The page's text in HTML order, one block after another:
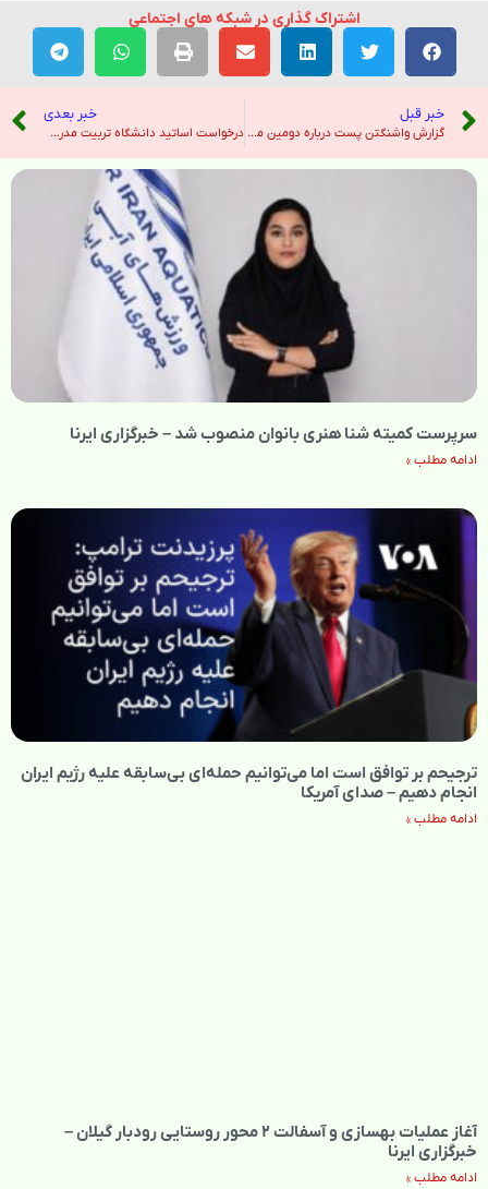
اشتراک گذاری در شبکه های اجتماعی
خبر قبل
گزارش واشنگتن‌ پست درباره دومین مرد بلند قد جهان؛ مرتضی مهرزاد ستاره پارالمپیک پاریس است – صدای آمریکا
خبر بعدی
درخواست اساتید دانشگاه تربیت مدرس برای انتخاب رئیس دانشگاه – خبرگزاری تسنیم
سرپرست کمیته شنا هنری بانوان منصوب شد – خبرگزاری ایرنا
ادامه مطلب »
ترجیحم بر توافق است اما می‌توانیم حمله‌ای بی‌سابقه علیه رژیم ایران
انجام دهیم – صدای آمریکا
ادامه مطلب »
آغاز عملیات بهسازی و آسفالت ۲ محور روستایی رودبار گیلان –
خبرگزاری ایرنا
ادامه مطلب »